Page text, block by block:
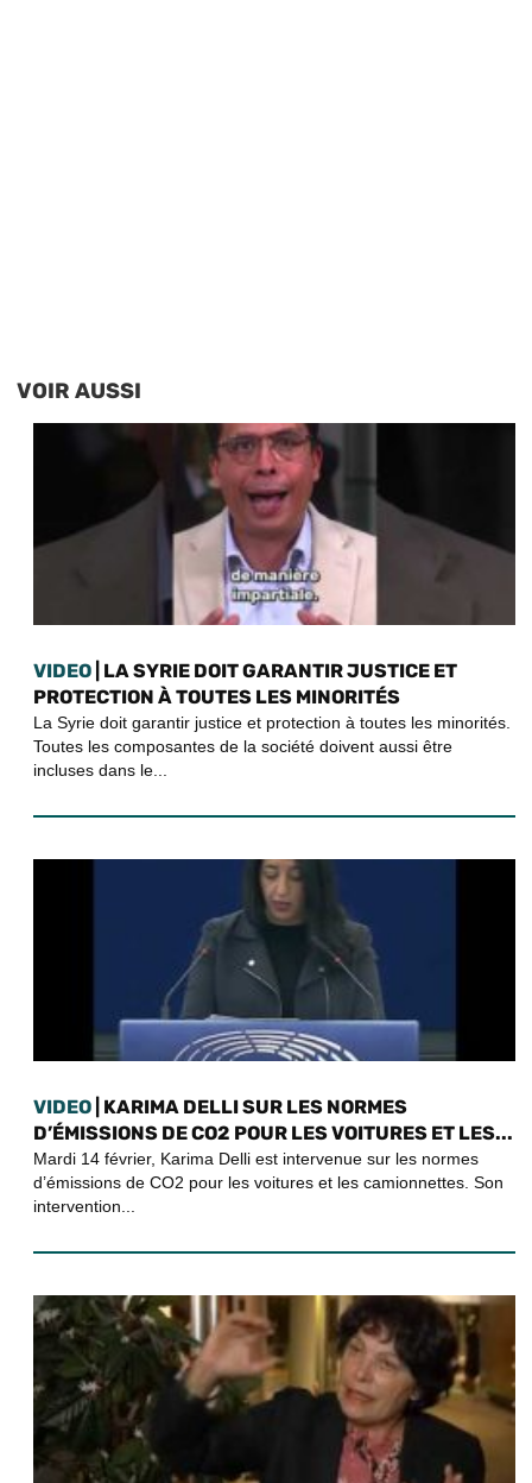
VOIR AUSSI
VIDEO | LA SYRIE DOIT GARANTIR JUSTICE ET
PROTECTION À TOUTES LES MINORITÉS
La Syrie doit garantir justice et protection à toutes les minorités.
Toutes les composantes de la société doivent aussi être
incluses dans le...
VIDEO | KARIMA DELLI SUR LES NORMES
D’ÉMISSIONS DE CO2 POUR LES VOITURES ET LES...
Mardi 14 février, Karima Delli est intervenue sur les normes
d’émissions de CO2 pour les voitures et les camionnettes. Son
intervention...